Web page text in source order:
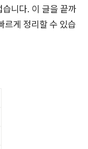
니다. 이 글을 끝까
르게 정리할 수 있습